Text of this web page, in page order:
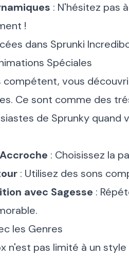
: N'hésitez pas
!
dans Sprunki
Spéciales
compétent, vous
Ce sont comme des
de Sprunky quand
: Choisissez la
: Utilisez des sons
avec Sagesse :
les Genres
n'est pas limité à un